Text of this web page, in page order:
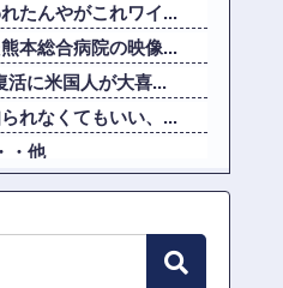
たんやがこれワイ...
本総合病院の映像...
活に米国人が大喜...
れなくてもいい、...
・他